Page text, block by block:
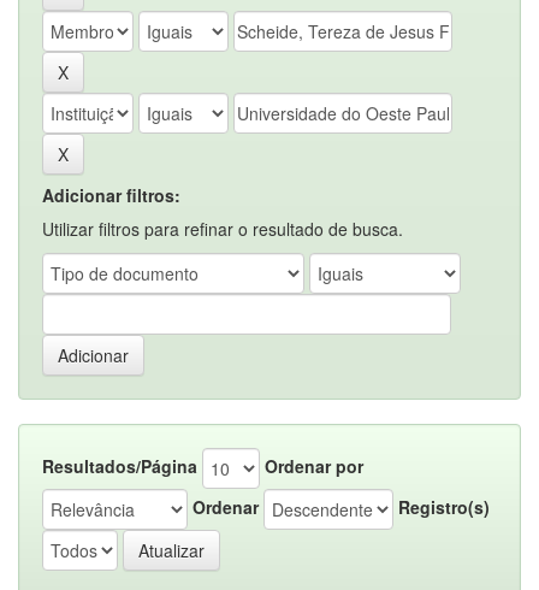
Adicionar filtros:
Utilizar filtros para refinar o resultado de busca.
Resultados/Página
Ordenar por
Ordenar
Registro(s)